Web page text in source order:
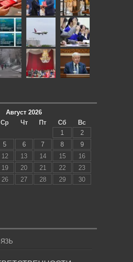
Август 2026
Ср Чт Пт Сб
Вс
1
2
5 6 7 8
9
12 13 14 15
16
19 20 21 22
23
26 27 28 29
30